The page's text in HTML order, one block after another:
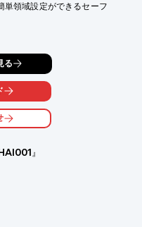
缶加工　板金加工　等
グをご覧ください。
単領域設定ができるセーフ
ボットが触れる前に停止さ
再稼働確認を行いリスター
で納入でき、即安全運用が
る
』